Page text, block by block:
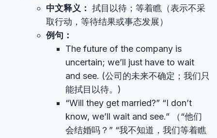
中文释义： 拭目以待；等着瞧（表示不采
取行动，等待结果或事态发展）
例句：
The future of the company is
uncertain; we’ll just have to wait
and see. (公司的未来不确定；我们只
能拭目以待。)
“Will they get married?” “I don’t
know, we’ll wait and see.” （“他们
会结婚吗？” “我不知道，我们等着瞧